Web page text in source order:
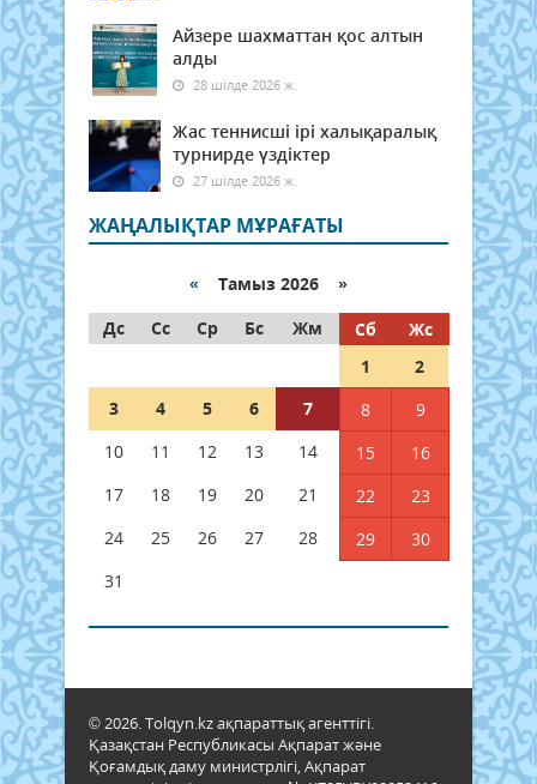
Айзере шахматтан қос алтын
алды
28 шілде 2026 ж.
Жас теннисші ірі халықаралық
турнирде үздіктер
27 шілде 2026 ж.
ЖАҢАЛЫҚТАР МҰРАҒАТЫ
« Тамыз 2026 »
Дс
Сс Ср Бс Жм Сб
Жс
1
2
3
4 5 6 7 8
9
10
11 12 13 14 15
16
17
18 19 20 21 22
23
24
25 26 27 28 29
30
31
© 2026. Tolqyn.kz ақпараттық агенттігі.
Қазақстан Республикасы Ақпарат және
Қоғамдық даму министрлігі, Ақпарат